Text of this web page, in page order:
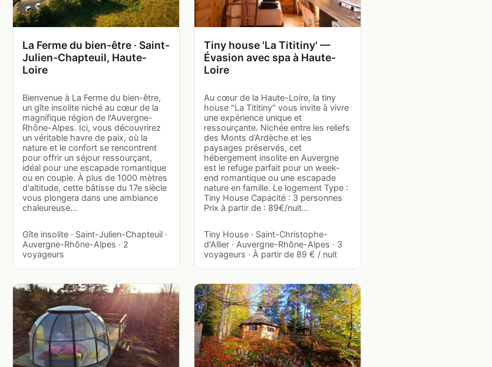
La Ferme du bien-être · Saint-
Julien-Chapteuil, Haute-
Loire
Bienvenue à La Ferme du bien-être,
un gîte insolite niché au cœur de la
magnifique région de l'Auvergne-
Rhône-Alpes. Ici, vous découvrirez
un véritable havre de paix, où la
nature et le confort se rencontrent
pour offrir un séjour ressourçant,
idéal pour une escapade romantique
ou en couple. À plus de 1000 mètres
d'altitude, cette bâtisse du 17e siècle
vous plongera dans une ambiance
chaleureuse…
Gîte insolite · Saint-Julien-Chapteuil ·
Auvergne-Rhône-Alpes · 2
voyageurs
Tiny house 'La Tititiny' —
Évasion avec spa à Haute-
Loire
Au cœur de la Haute-Loire, la tiny
house "La Tititiny" vous invite à vivre
une expérience unique et
ressourçante. Nichée entre les reliefs
des Monts d’Ardèche et les
paysages préservés, cet
hébergement insolite en Auvergne
est le refuge parfait pour un week-
end romantique ou une escapade
nature en famille. Le logement Type :
Tiny House Capacité : 3 personnes
Prix à partir de : 89€/nuit…
Tiny House · Saint-Christophe-
d'Allier · Auvergne-Rhône-Alpes · 3
voyageurs · À partir de 89 € / nuit